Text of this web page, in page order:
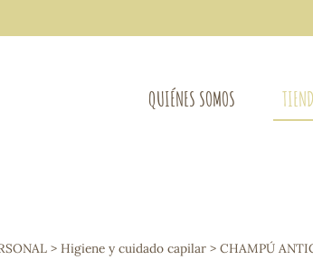
QUIÉNES SOMOS
Osteo-articular
Mujer
> Higiene y cuidado capilar > CHAMPÚ